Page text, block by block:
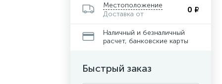
Местоположение
Доставка от
0 ₽
Наличный и безналичный
расчет, банковские карты
Быстрый заказ